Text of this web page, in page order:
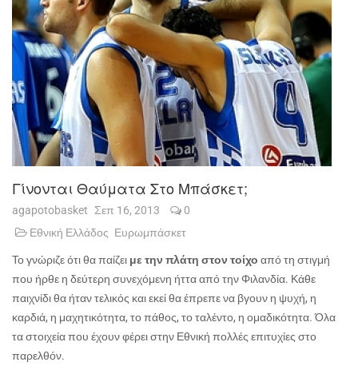
Γίνονται Θαύματα Στο Μπάσκετ;
agapotobasket Σεπ 16, 2013
0
Εθνική Ελλάδος Ευρωμπάσκετ
Το γνώριζε ότι θα παίζει με την πλάτη στον τοίχο από τη στιγμή
που ήρθε η δεύτερη συνεχόμενη ήττα από την Φιλανδία. Κάθε
παιχνίδι θα ήταν τελικός και εκεί θα έπρεπε να βγουν η ψυχή, η
καρδιά, η μαχητικότητα, το πάθος, το ταλέντο, η ομαδικότητα. Όλα
τα στοιχεία που έχουν φέρει στην Εθνική πολλές επιτυχίες στο
παρελθόν.